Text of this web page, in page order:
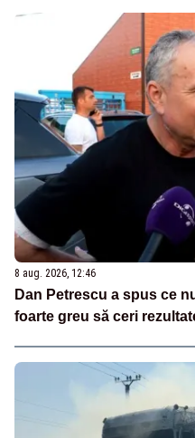
8 aug. 2026, 12:46
Dan Petrescu a spus ce
foarte greu să ceri